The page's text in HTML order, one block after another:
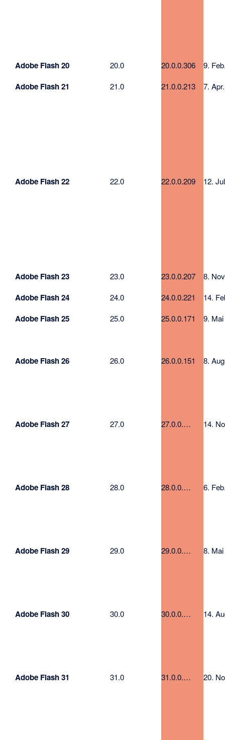
Adobe Flash 20 20.0 20.0.0.306 9.
Adobe Flash 21 21.0 21.0.0.213 7.
Adobe Flash 22 22.0 22.0.0.209 12.
Adobe Flash 23 23.0 23.0.0.207 8.
Adobe Flash 24 24.0 24.0.0.221 14.
Adobe Flash 25 25.0 25.0.0.171 9.
Adobe Flash 26 26.0 26.0.0.151 8.
Adobe Flash 27 27.0 27.0.0.… 14.
Adobe Flash 28 28.0 28.0.0.… 6.
Adobe Flash 29 29.0 29.0.0.… 8.
Adobe Flash 30 30.0 30.0.0.… 14.
Adobe Flash 31 31.0 31.0.0.… 20.